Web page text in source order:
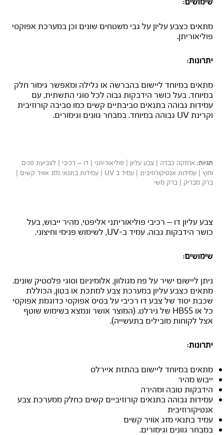
שימושים:
מתאים כצבע עליון על גבי משטחים שונים וכן במערכת אפוקסי
פוליאוריתן.
יתרונות:
מתאים במיוחד ליישום בהברשה או גלילה ומאפשר גימור חלק
במיוחד. בעל כושר הידבקות גבוה לכל סוגי התשתית, עם
עמידות גבוהה בתנאים סביבתיים קשים כמו סביבה קורוזיבית
וקרינת UV גבוהה במיוחד. במבחר גוונים וגימורים.
תגיות: אחזקה כבדה | צבע עליון | פוליאוריתני | דו – רכיבי | לצביעת פנים
וחוץ | עמידות אנטיקורוזיבית | עמיד ב UV | עמידות בתנאי מזג אוויר קשים |
ברק מבריק | ברק משי
צבע עליון דו – רכיבי פוליאוריתני אליפטי, מהיר ייבוש, בעל
כושר הידבקות גבוה. עמיד ב-UV, לשימוש פנימי וחיצוני.
שימושים:
ניתן ליישום ישיר על פח מגולוון, אלומיניום וסוגי פלסטיק שונים.
מתאים כצבע עליון במערכת צבע למתכת או בטון, הכוללת
שכבת יסוד של צבע דו רכיבי על בסיס אפוקסי כדוגמת אפוקסי
כל או HB55 של נירלט. (המוצר אושר ונמצא בשימוש שוטף
אצל לקוחות מובילים בתעשייה).
יתרונות:
מתאים במיוחד ליישום בהתזת איירלס
ייבוש מהיר
הידבקות טובה ומהירה
עמידות גבוהה בתנאים קורוזיביים קשים כחלק ממערכת צבע
אנטיקורוזיבית
עמיד בתנאי מזג אוויר קשים
במבחר גוונים וגימורים.